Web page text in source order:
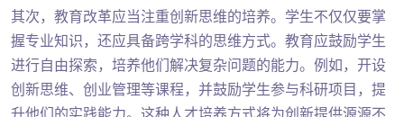
其次，教育改革应当注重创新思维的培养。学生不仅仅要掌
握专业知识，还应具备跨学科的思维方式。教育应鼓励学生
进行自由探索，培养他们解决复杂问题的能力。例如，开设
创新思维、创业管理等课程，并鼓励学生参与科研项目，提